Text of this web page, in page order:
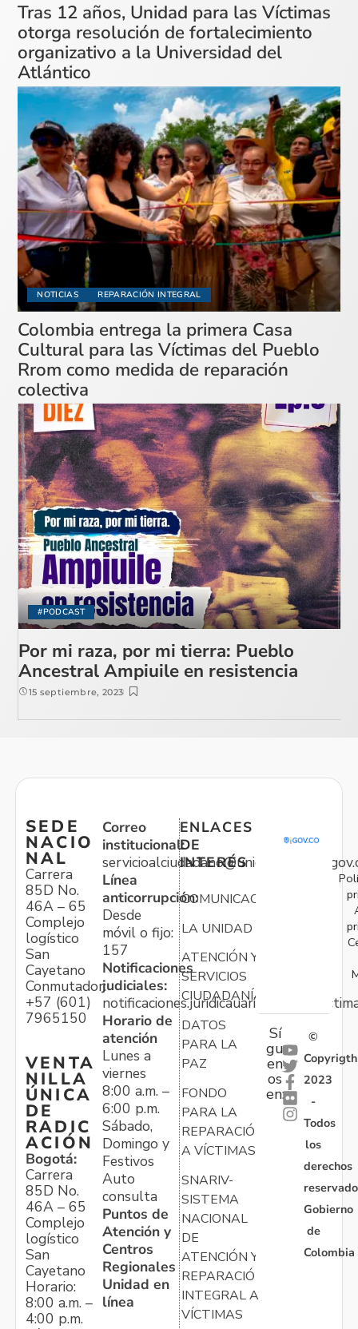
Tras 12 años, Unidad para las Víctimas
otorga resolución de fortalecimiento
organizativo a la Universidad del
Atlántico
NOTICIAS REPARACIÓN INTEGRAL
Colombia entrega la primera Casa
Cultural para las Víctimas del Pueblo
Rrom como medida de reparación
colectiva
#PODCAST
Por mi raza, por mi tierra: Pueblo
Ancestral Ampiuile en resistencia
15 septiembre, 2023
SEDE
NACIO
NAL
Carrera
85D No.
46A – 65
Complejo
logístico
San
Cayetano
Conmutador:
+57 (601)
7965150
VENTA
NILLA
ÚNICA
DE
RADIC
ACIÓN
Bogotá:
Carrera
85D No.
46A – 65
Complejo
logístico
San
Cayetano
Horario:
8:00 a.m. –
4:00 p.m.
Correo
institucional:
Línea
anticorrupción:
Desde
móvil o fijo:
157
Notificaciones
judiciales:
Horario de
atención
Lunes a
viernes
8:00 a.m. –
6:00 p.m.
Sábado,
Domingo y
Festivos
Auto
consulta
Puntos de
Atención y
Centros
Regionales
Unidad en
línea
ENLACES
DE
INTERÉS
COMUNICACIONES
LA UNIDAD
ATENCIÓN Y
SERVICIOS
CIUDADANÍA
DATOS
PARA LA
PAZ
FONDO
PARA LA
REPARACIÓN
A VÍCTIMAS
SNARIV-
SISTEMA
NACIONAL
DE
ATENCIÓN Y
REPARACIÓN
INTEGRAL A
VÍCTIMAS
Sí
gu
en
os
en:
©
Copyrigth
2023
-
Todos
los
derechos
Gobierno
de
Colombia